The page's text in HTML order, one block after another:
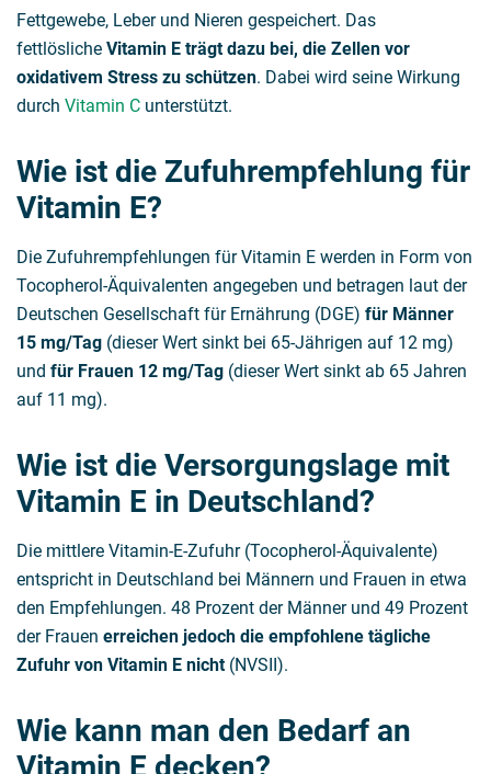
Fettgewebe, Leber und Nieren gespeichert. Das
fettlösliche Vitamin E trägt dazu bei, die Zellen vor
oxidativem Stress zu schützen. Dabei wird seine Wirkung
durch Vitamin C unterstützt.
Wie ist die Zufuhrempfehlung für
Vitamin E?
Die Zufuhrempfehlungen für Vitamin E werden in Form von
Tocopherol-Äquivalenten angegeben und betragen laut der
Deutschen Gesellschaft für Ernährung (DGE) für Männer
15 mg/Tag (dieser Wert sinkt bei 65-Jährigen auf 12 mg)
und für Frauen 12 mg/Tag (dieser Wert sinkt ab 65 Jahren
auf 11 mg).
Wie ist die Versorgungslage mit
Vitamin E in Deutschland?
Die mittlere Vitamin-E-Zufuhr (Tocopherol-Äquivalente)
entspricht in Deutschland bei Männern und Frauen in etwa
den Empfehlungen. 48 Prozent der Männer und 49 Prozent
der Frauen erreichen jedoch die empfohlene tägliche
Zufuhr von Vitamin E nicht(NVSII).
Wie kann man den Bedarf an